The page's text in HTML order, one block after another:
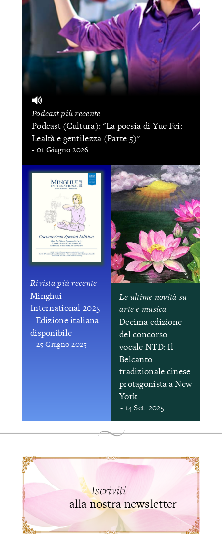
Podcast più recente
Podcast (Cultura): "La poesia di Yue Fei:
Lealtà e gentilezza (Parte 5)"
- 01 Giugno 2026
Rivista più recente
Minghui
International 2025
- Edizione italiana
disponibile
- 25 Giugno 2025
Le ultime novità su
arte e musica
Decima edizione
del concorso
vocale NTD: Il
Belcanto
tradizionale cinese
protagonista a New
York
- 14 Set. 2025
Iscriviti
alla nostra newsletter